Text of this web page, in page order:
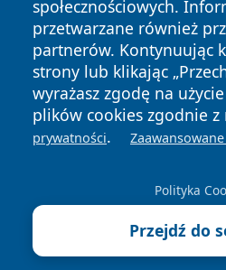
społecznościowych.
przetwarzane również
partnerów. Kontynuując
strony lub klikając
wyrażasz zgodę na
plików cookies zgodnie z
prywatności.
Polityka
Przejdź do
News Autorzy
Polityka